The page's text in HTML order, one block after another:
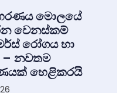
මොලයේ
වෙනස්කම්
රෝගය හා
– නවතම
හෙළිකරයි